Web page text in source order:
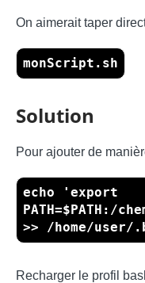
On aimerait taper
monScript.sh
Solution
Pour ajouter de
echo 'export
PATH=$PATH:/
>> /home/user/
Recharger le profil